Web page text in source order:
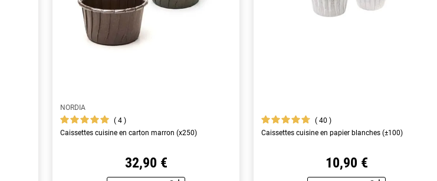
NORDIA
4
Caissettes cuisine en carton marron (x250)
32,90 €
40
Caissettes cuisine en papier blanches (±100)
10,90 €